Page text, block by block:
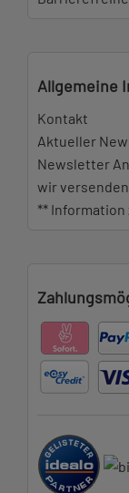
Allgemeine
Kontakt
Aktueller
Newsletter
wir versenden
**